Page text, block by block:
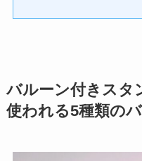
バルーン付きスタ
使われる5種類の